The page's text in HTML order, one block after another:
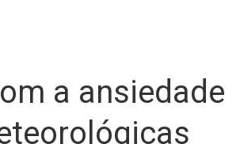
a ansiedade